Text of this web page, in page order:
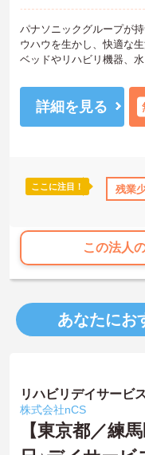
のみ 年間休日110日以上
パナソニックグループが
ウハウを生かし、快適な
ベッドやリハビリ機器、
ご興味のある方は是非お
詳細を見る
ここに注目！ 残業
この法人
あなたにお
リハビリデイサービ
株式会社nCS
【東京都／練